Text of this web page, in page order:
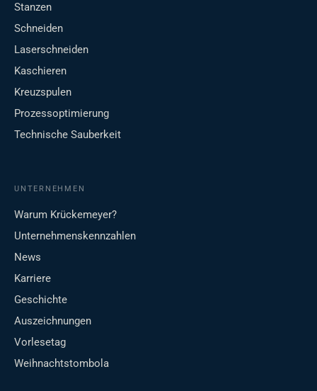
Stanzen
Schneiden
Laserschneiden
Kaschieren
Kreuzspulen
Prozessoptimierung
Technische Sauberkeit
UNTERNEHMEN
Warum Krückemeyer?
Unternehmenskennzahlen
News
Karriere
Geschichte
Auszeichnungen
Vorlesetag
Weihnachtstombola